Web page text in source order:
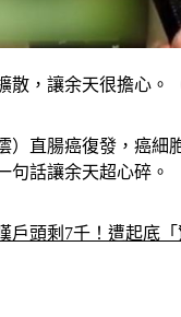
散，讓余天很擔心。
）直腸癌復發，癌細
句話讓余天超心碎。
戶頭剩7千！遭起底